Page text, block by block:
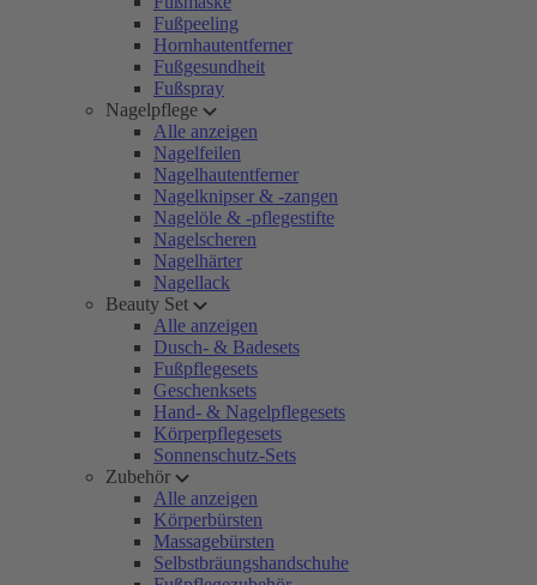
Fußpeeling
Hornhautentferner
Fußgesundheit
Fußspray
Nagelpflege
Alle anzeigen
Nagelfeilen
Nagelhautentferner
Nagelknipser & -zangen
Nagelöle & -pflegestifte
Nagelscheren
Nagelhärter
Nagellack
Beauty Set
Alle anzeigen
Dusch- & Badesets
Fußpflegesets
Geschenksets
Hand- & Nagelpflegesets
Körperpflegesets
Sonnenschutz-Sets
Zubehör
Alle anzeigen
Körperbürsten
Massagebürsten
Selbstbräungshandschuhe